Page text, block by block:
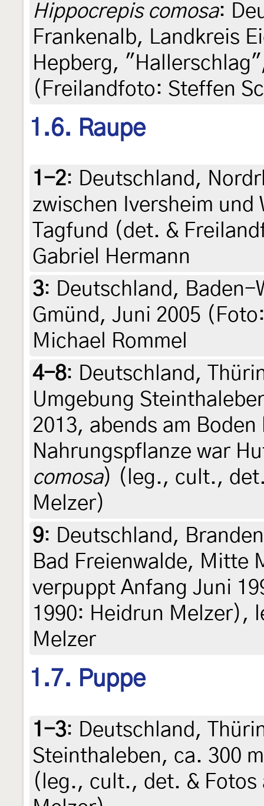
Hippocrepis comosa:
Frankenalb, Landkreis
Hepberg,
(Freilandfoto: Steffen
1.6. Raupe
1-2: Deutschland,
zwischen Iversheim
Tagfund (det. &
Gabriel Hermann
3: Deutschland,
Gmünd, Juni 2005
Michael Rommel
4-8: Deutschland,
Umgebung
2013, abends am
Nahrungspflanze war
comosa) (leg., cult.,
Melzer)
9: Deutschland,
Bad Freienwalde, Mitte
verpuppt Anfang Juni
1990: Heidrun Melzer),
Melzer
1.7. Puppe
1-3: Deutschland,
Steinthaleben, ca. 300
(leg., cult., det. & Fotos